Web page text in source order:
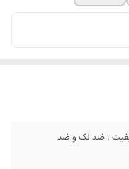
، ضد لک و ضد